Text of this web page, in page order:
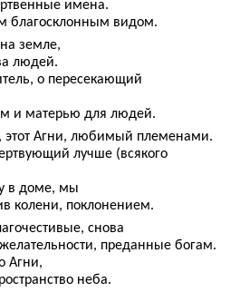
имена.
благосклонным видом.
земле,
людей.
о пересекающий
и матерью для людей.
этот Агни, любимый племенами.
лучше (всякого
в доме, мы
колени, поклонением.
снова
преданные богам.
Агни,
неба.